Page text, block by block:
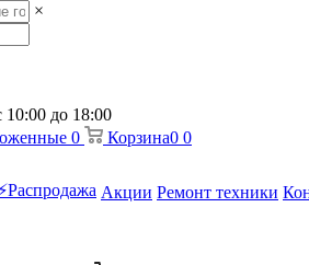
×
10:00 до 18:00
0 Корзина0 0
⚡️Распродажа Акции Ремонт техники